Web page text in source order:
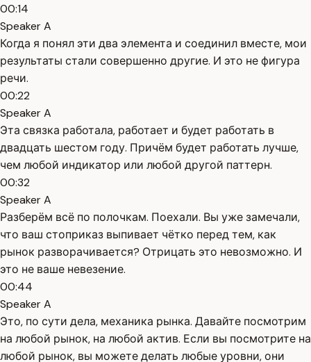
00:14
Speaker A
Когда я понял эти два элемента и соединил вместе, мои
результаты стали совершенно другие. И это не фигура
речи.
00:22
Speaker A
Эта связка работала, работает и будет работать в
двадцать шестом году. Причём будет работать лучше,
чем любой индикатор или любой другой паттерн.
00:32
Speaker A
Разберём всё по полочкам. Поехали. Вы уже замечали,
что ваш стоприказ выпивает чётко перед тем, как
рынок разворачивается? Отрицать это невозможно. И
это не ваше невезение.
00:44
Speaker A
Это, по сути дела, механика рынка. Давайте посмотрим
на любой рынок, на любой актив. Если вы посмотрите на
любой рынок, вы можете делать любые уровни, они